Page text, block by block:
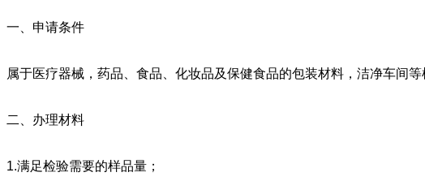
一、申请条件
属于医疗器械，药品、食品、化妆品及保健食品的包装材料，洁净车间
二、办理材料
1.满足检验需要的样品量；